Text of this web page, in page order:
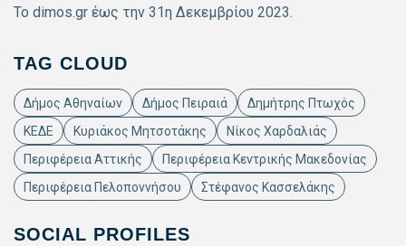
Το dimos.gr έως την 31η Δεκεμβρίου 2023.
TAG CLOUD
Δήμος Αθηναίων Δήμος Πειραιά
Δημήτρης Πτωχός
ΚΕΔΕ
Κυριάκος Μητσοτάκης
Νίκος Χαρδαλιάς
Περιφέρεια Αττικής
Περιφέρεια Κεντρικής Μακεδονίας
Περιφέρεια Πελοποννήσου
Στέφανος Κασσελάκης
SOCIAL PROFILES